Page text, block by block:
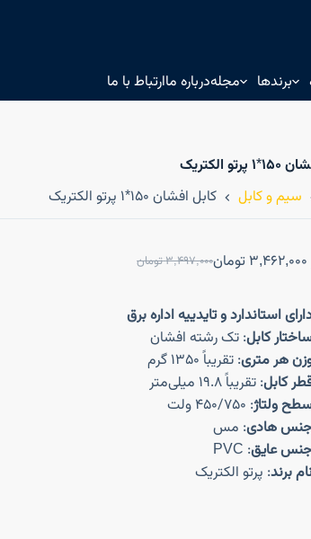
برندها مجلهدرباره ماارتباط با ما
الکتریک
سیم و کابل کابل افشان ۱۵۰*۱ پرتو الکتریک
3,497,000تومان 3,462,000 تومان
استاندارد و تایدییه اداره برق
کابل: تک رشته افشان
هر متری: تقریباً 1350 گرم
کابل: تقریباً 19.8 میلی‌متر
ولتاژ: 450/750 ولت
هادی: مس
عایق: PVC
برند: پرتو الکتریک